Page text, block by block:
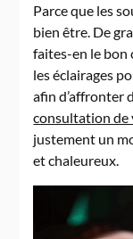
Parce que les
bien être. De
faites-en le bon
les éclairages
afin d’affronter
consultation de
justement un
et chaleureux.